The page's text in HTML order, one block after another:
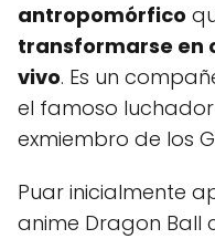
antropomórfico
transformarse en
vivo. Es un
el famoso
exmiembro de los
Puar inicialmente
anime Dragon Ball